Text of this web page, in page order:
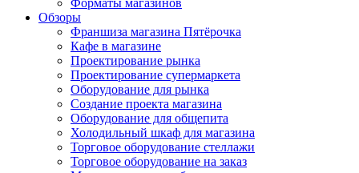
Форматы магазинов
Обзоры
Франшиза магазина Пятёрочка
Кафе в магазине
Проектирование рынка
Проектирование супермаркета
Оборудование для рынка
Создание проекта магазина
Оборудование для общепита
Холодильный шкаф для магазина
Торговое оборудование стеллажи
Торговое оборудование на заказ